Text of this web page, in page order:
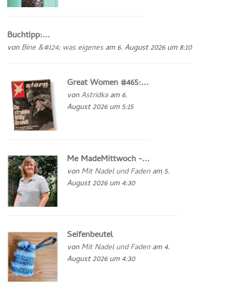
Buchtipp:...
vonBine &#124; was eigenesam 6. August 2026 um 8:10
Great Women #465:...
vonAstridkaam 6.
August 2026 um 5:15
Me MadeMittwoch -...
vonMit Nadel und Fadenam 5.
August 2026 um 4:30
Seifenbeutel
vonMit Nadel und Fadenam 4.
August 2026 um 4:30